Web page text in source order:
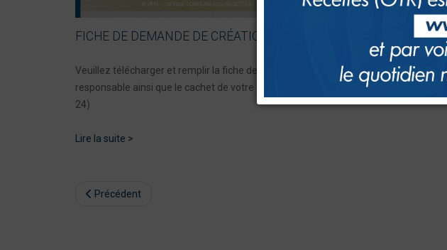
FICHE DE DEMANDE DE CRÉATION DE COMPTE E-SERVICES
Veuillez télécharger et remplir la fiche de demande de création de comptes e-
responsable ainsi que le cachet de votre entreprise et déposer à la réception du
24)
Lire la suite >
Précédent